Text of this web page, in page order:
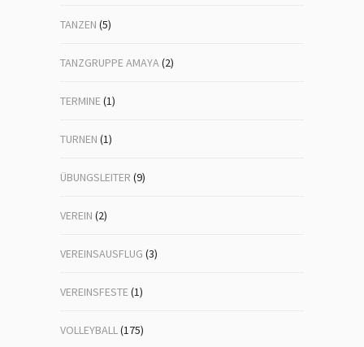
TANZEN (5)
TANZGRUPPE AMAYA(2)
TERMINE(1)
TURNEN (1)
ÜBUNGSLEITER (9)
VEREIN (2)
VEREINSAUSFLUG (3)
VEREINSFESTE(1)
VOLLEYBALL(175)